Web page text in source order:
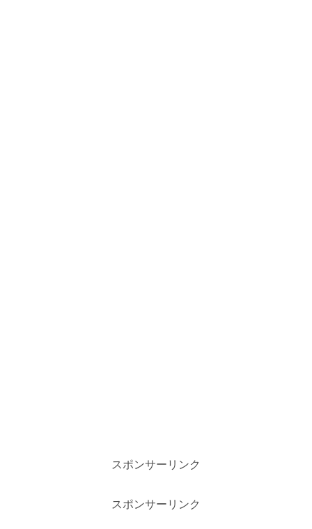
スポンサーリンク
スポンサーリンク